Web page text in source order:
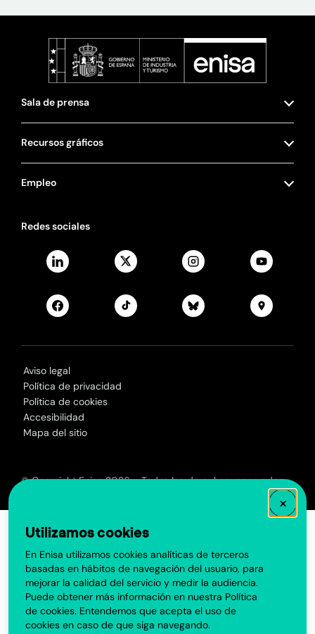
×
Utilizamos cookies
En Enisa utilizamos cookies analíticas de terceros
basadas en hábitos de navegación del usuario, para
mejorar la calidad del servicio y medir la audiencia.
Puede obtener más información en nuestra Política
de cookies. Entendemos que acepta el uso de
cookies en caso de que siga navegando.
Sala de prensa
Recursos gráficos
Empleo
Redes sociales
Aviso legal
Política de privacidad
Política de cookies
Accesibilidad
Mapa del sitio
© Copyright Enisa 2026 - Todos los derechos reservados